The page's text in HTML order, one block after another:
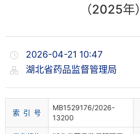
（2025年）
2026-04-21 10:47
湖北省药品监督管理局
索 引 号
MB1529176/2026-
13200